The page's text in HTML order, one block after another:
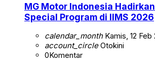
MG Motor Indonesia
Special Program di IIMS 2026
calendar_monthKamis, 12 Feb
account_circleOtokini
0Komentar